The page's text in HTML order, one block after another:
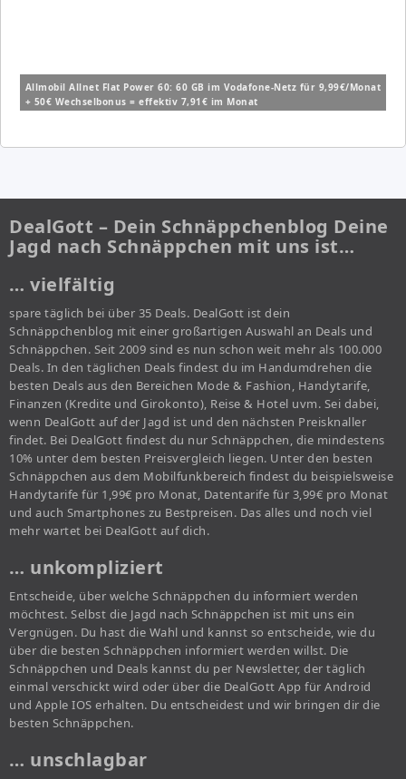
Allmobil Allnet Flat Power 60: 60 GB im Vodafone-Netz für 9,99€/Monat
+ 50€ Wechselbonus = effektiv 7,91€ im Monat
DealGott – Dein Schnäppchenblog Deine
Jagd nach Schnäppchen mit uns ist…
… vielfältig
spare täglich bei über 35 Deals. DealGott ist dein
Schnäppchenblog mit einer großartigen Auswahl an Deals und
Schnäppchen. Seit 2009 sind es nun schon weit mehr als 100.000
Deals. In den täglichen Deals findest du im Handumdrehen die
besten Deals aus den Bereichen Mode & Fashion, Handytarife,
Finanzen (Kredite und Girokonto), Reise & Hotel uvm. Sei dabei,
wenn DealGott auf der Jagd ist und den nächsten Preisknaller
findet. Bei DealGott findest du nur Schnäppchen, die mindestens
10% unter dem besten Preisvergleich liegen. Unter den besten
Schnäppchen aus dem Mobilfunkbereich findest du beispielsweise
Handytarife für 1,99€ pro Monat, Datentarife für 3,99€ pro Monat
und auch Smartphones zu Bestpreisen. Das alles und noch viel
mehr wartet bei DealGott auf dich.
… unkompliziert
Entscheide, über welche Schnäppchen du informiert werden
möchtest. Selbst die Jagd nach Schnäppchen ist mit uns ein
Vergnügen. Du hast die Wahl und kannst so entscheide, wie du
über die besten Schnäppchen informiert werden willst. Die
Schnäppchen und Deals kannst du per Newsletter, der täglich
einmal verschickt wird oder über die DealGott App für Android
und Apple IOS erhalten. Du entscheidest und wir bringen dir die
besten Schnäppchen.
… unschlagbar